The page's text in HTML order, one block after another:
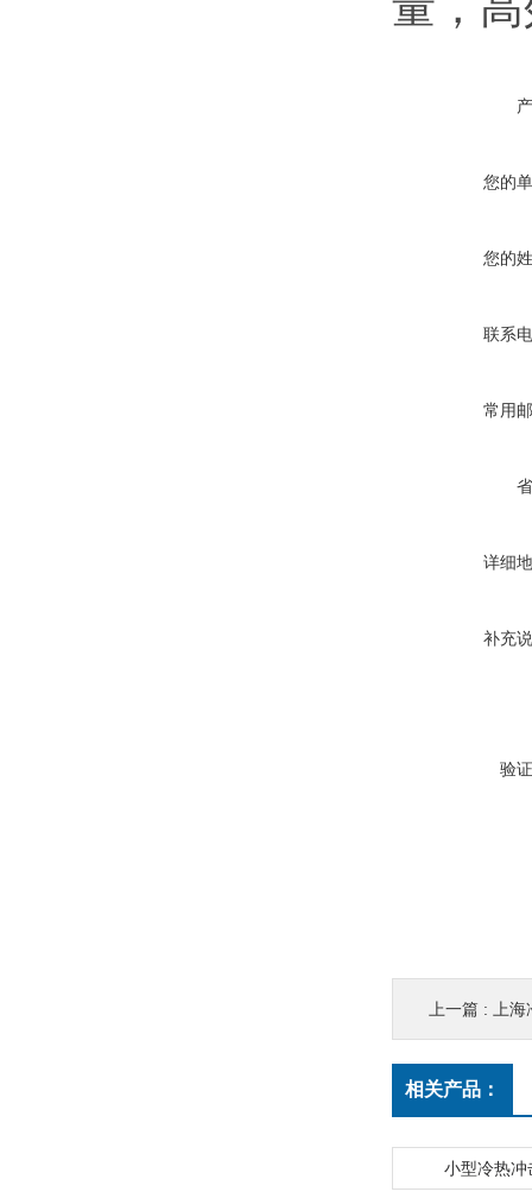
您的
您的
联系
常用
详细
补充
验
上一篇 : 上
相关产品：
小型冷热冲